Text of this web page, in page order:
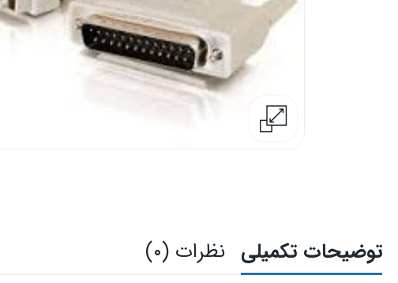
توضیحات تکمیلی نظرات (۰)